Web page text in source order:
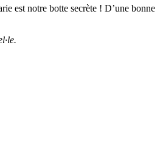
est notre botte secrète ! D’une bonne